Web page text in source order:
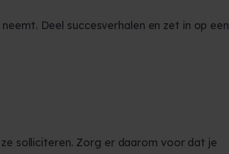
Deel succesverhalen en zet in op een
solliciteren. Zorg er daarom voor dat je